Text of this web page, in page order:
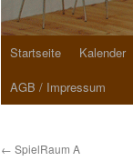
Startseite Kalender
AGB / Impressum
← SpielRaum A